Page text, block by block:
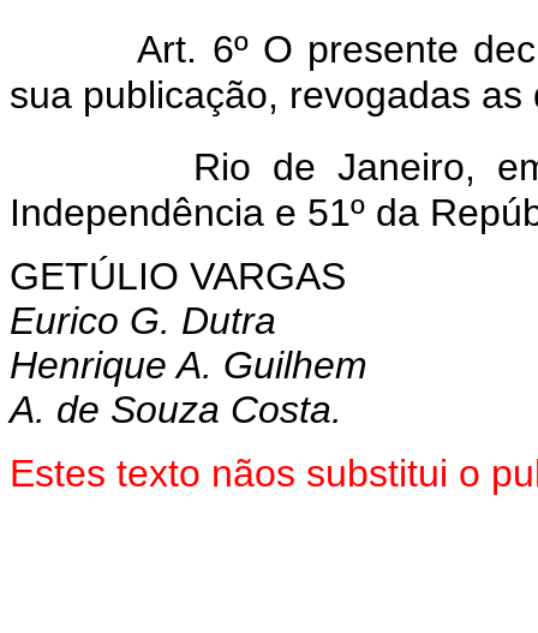
Art. 6º O presente
sua publicação, revogadas
Rio de Janeiro,
Independência e 51º da
GETÚLIO VARGAS
Eurico G. Dutra
Henrique A. Guilhem
A. de Souza Costa.
Estes texto nãos substitui o